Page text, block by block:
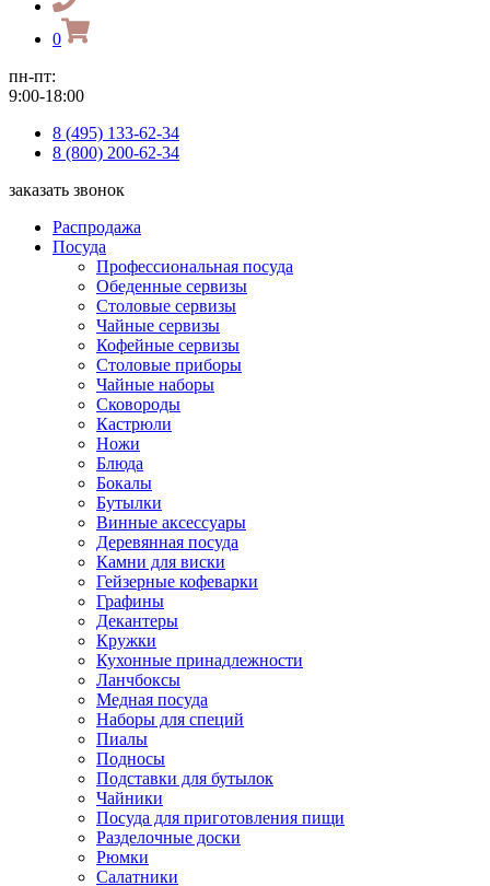
0
пн-пт:
9:00-18:00
8 (495) 133-62-34
8 (800) 200-62-34
заказать звонок
Распродажа
Посуда
Профессиональная посуда
Обеденные сервизы
Столовые сервизы
Чайные сервизы
Кофейные сервизы
Столовые приборы
Чайные наборы
Сковороды
Кастрюли
Ножи
Блюда
Бокалы
Бутылки
Винные аксессуары
Деревянная посуда
Камни для виски
Гейзерные кофеварки
Графины
Декантеры
Кружки
Кухонные принадлежности
Ланчбоксы
Медная посуда
Наборы для специй
Пиалы
Подносы
Подставки для бутылок
Чайники
Посуда для приготовления пищи
Разделочные доски
Рюмки
Салатники